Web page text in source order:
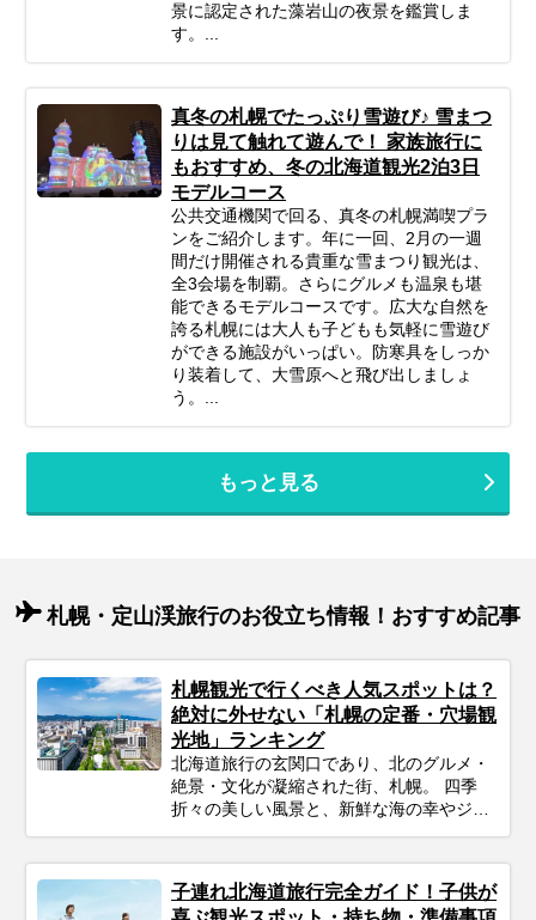
景に認定された藻岩山の夜景を鑑賞しま
す。...
真冬の札幌でたっぷり雪遊び♪ 雪まつ
りは見て触れて遊んで！ 家族旅行に
もおすすめ、冬の北海道観光2泊3日
モデルコース
公共交通機関で回る、真冬の札幌満喫プラ
ンをご紹介します。年に一回、2月の一週
間だけ開催される貴重な雪まつり観光は、
全3会場を制覇。さらにグルメも温泉も堪
能できるモデルコースです。広大な自然を
誇る札幌には大人も子どもも気軽に雪遊び
ができる施設がいっぱい。防寒具をしっか
り装着して、大雪原へと飛び出しましょ
う。...
もっと見る
札幌・定山渓旅行のお役立ち情報！おすすめ記事
札幌観光で行くべき人気スポットは？
絶対に外せない「札幌の定番・穴場観
光地」ランキング
北海道旅行の玄関口であり、北のグルメ・
絶景・文化が凝縮された街、札幌。 四季
折々の美しい風景と、新鮮な海の幸やジン
見があります。 「札幌に行きたいけれど、
観光地が多すぎてどこに行けばいいかわか
子連れ北海道旅行完全ガイド！子供が